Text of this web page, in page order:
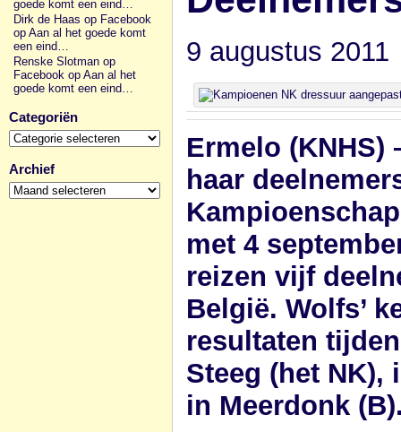
goede komt een eind…
Dirk de Haas op Facebook
op Aan al het goede komt
een eind…
Renske Slotman op
Facebook op Aan al het
goede komt een eind…
Categoriën
Categoriën
Archief
Archief
9 augustus 2011
Ermelo (KNHS)
haar
met 4
reizen vijf
België. Wolfs’
resultaten
Steeg (het NK),
in Meerdonk